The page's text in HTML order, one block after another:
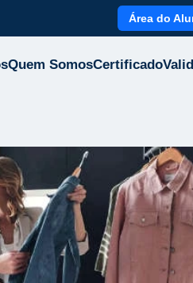
Área do
Quem SomosCertificado